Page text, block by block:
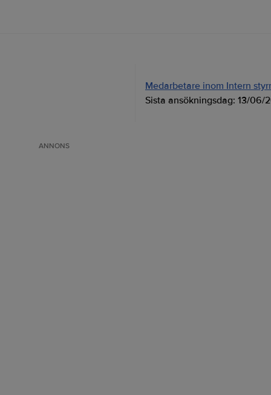
Medarbetare inom Intern
Sista ansökningsdag: 13/06/
ANNONS